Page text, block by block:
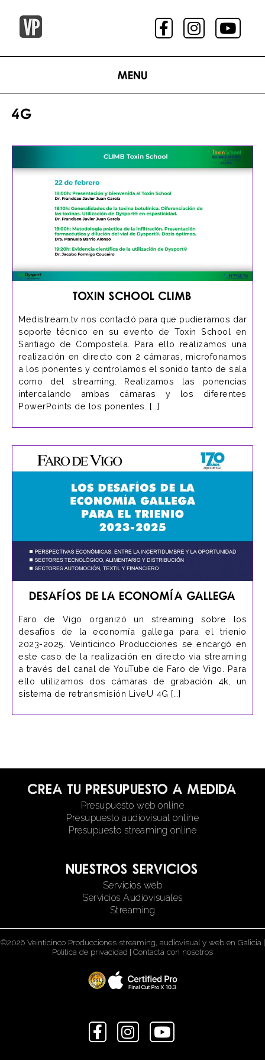
Menu
4G
Toxin School Climb
Medistream.tv nos contactó para que pudieramos dar
soporte técnico en su evento de Toxin School en
Santiago de Compostela. Para ello realizamos una
realización en directo con 2 cámaras, microfonamos
a los ponentes y controlamos el sonido tanto de sala
como del streaming. Realizamos las ponencias
intercalando ambas cámaras y los diferentes
PowerPoints de los ponentes. […]
Desafíos de la Economía Gallega
Faro de Vigo organizó un streaming sobre los
desafíos de la economía gallega para el trienio
2023-2025. Veinticinco Producciones se encargó en
este caso de la realización en directo via streaming
a través del canal de YouTube de Faro de Vigo. Para
ello utilizamos dos cámaras de grabación 4k, un
sistema de retransmisión LiveU 4G […]
Crea tu presupuesto a medida
Presupuesto web online
Presupuesto audiovisual online
Presupuesto streaming online
Nuestros servicios
Servicios web
Servicios Audiovisuales
Streaming
©2026 Veinticinco Producciones streaming, audiovisual y web en Galicia |
Política de privacidad | Contacta con nosotros